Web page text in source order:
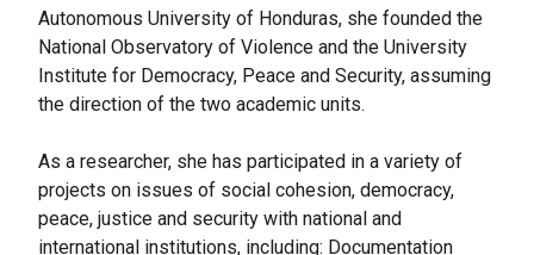
Autonomous University of Honduras, she founded the
National Observatory of Violence and the University
Institute for Democracy, Peace and Security, assuming
the direction of the two academic units.
As a researcher, she has participated in a variety of
projects on issues of social cohesion, democracy,
peace, justice and security with national and
international institutions, including: Documentation